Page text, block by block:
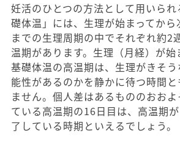
妊活のひとつの方法として用いら
礎体温」には、生理が始まってから
までの生理周期の中でそれぞれ約2
温期があります。生理（月経）が
基礎体温の高温期は、生理がきそ
能性があるのかを静かに待つ時間
ません。個人差はあるもののおお
ている高温期の16日目は、高温期
了している時期といえるでしょう。